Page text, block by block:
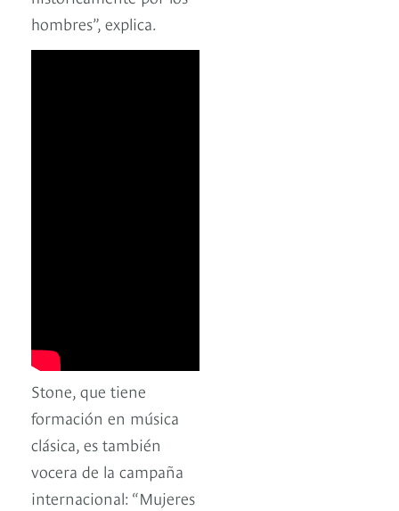
hombres”, explica.
Stone, que tiene
formación en música
clásica, es también
vocera de la campaña
internacional: “Mujeres